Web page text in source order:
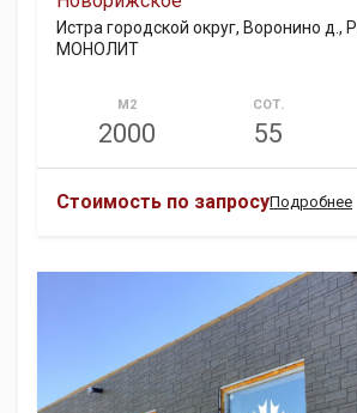
Истра городской округ, Воронино
МОНОЛИТ
М2
2000
СОТ.
55
Стоимость по запросуПодробнее